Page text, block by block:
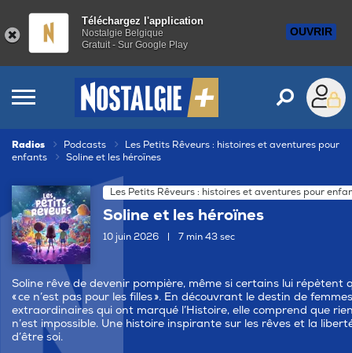
Téléchargez l'application
Nostalgie Belgique
Gratuit - Sur Google Play
OUVRIR
Radios Podcasts
Les Petits Rêveurs : histoires et aventures pour
enfants
Soline et les héroïnes
Les Petits Rêveurs : histoires et aventures pour
Soline et les héroïnes
10 juin 2026 7 min 43 sec
Soline rêve de devenir pompière, même si certains lui répètent
« ce n’est pas pour les filles ». En découvrant le destin de femmes
extraordinaires qui ont marqué l’Histoire, elle comprend que
n’est impossible. Une histoire inspirante sur les rêves et la
d’être soi.